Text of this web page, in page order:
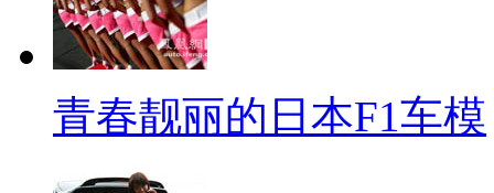
青春靓丽的日本F1车模